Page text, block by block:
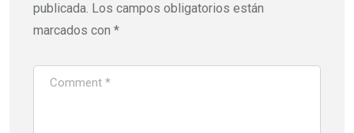
publicada. Los campos obligatorios están
marcados con *